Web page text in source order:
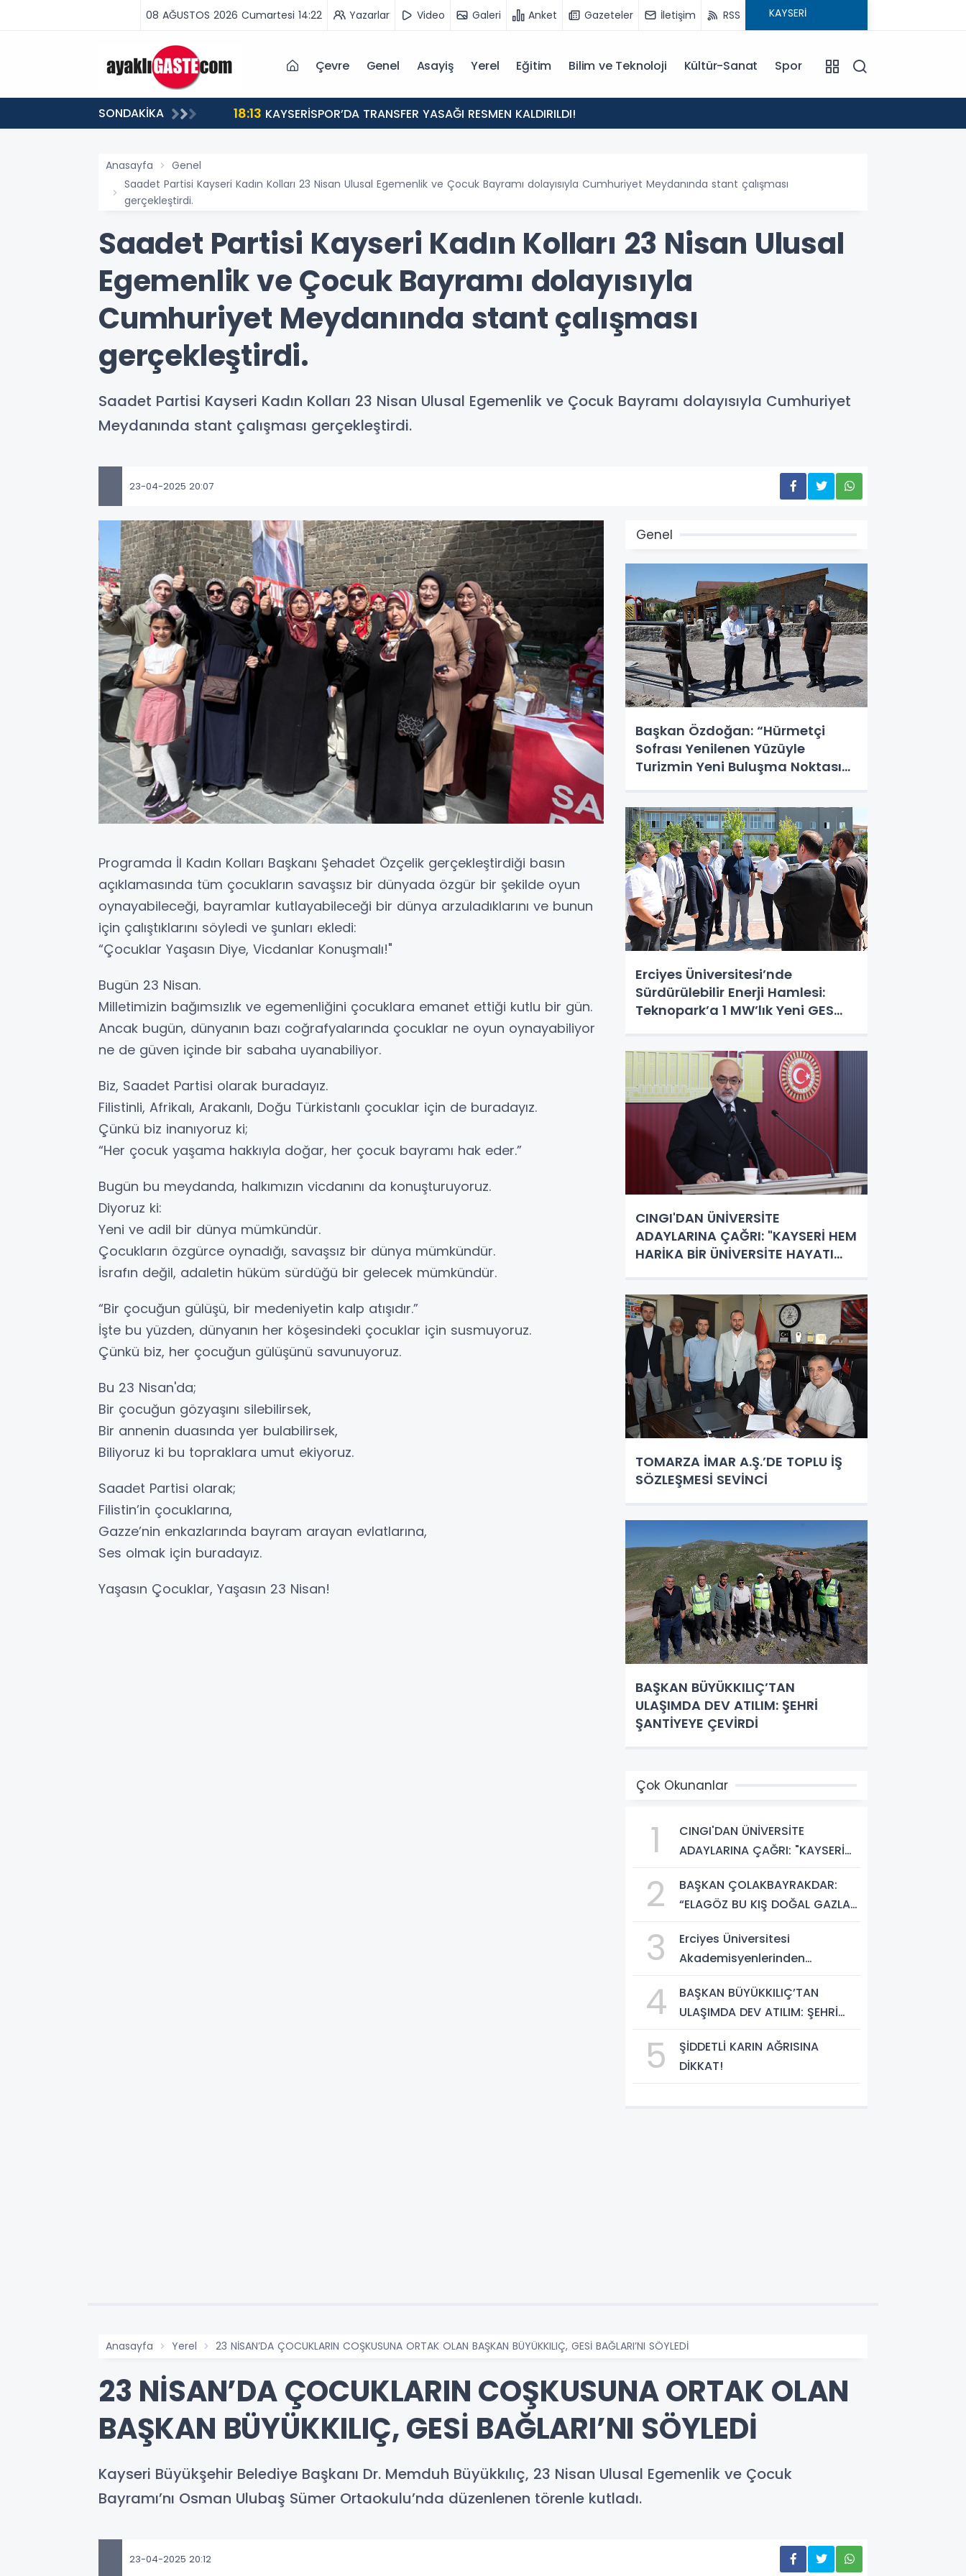
08 AĞUSTOS 2026 Cumartesi 14:22 Yazarlar Video Galeri Anket Gazeteler İletişim RSS
Çevre Genel Asayiş Yerel Eğitim Bilim ve Teknoloji Kültür-Sanat Spor
SONDAKİKA
VAR, MÜCADELE VAR!” 18:13 KAYSERİSPOR’DA TRANSFER YASAĞI RESMEN KALDIRILDI!
Anasayfa
Genel
Saadet Partisi Kayseri Kadın Kolları 23 Nisan Ulusal Egemenlik ve Çocuk Bayramı dolayısıyla Cumhuriyet Meydanında stant çalışması
gerçekleştirdi.
Saadet Partisi Kayseri Kadın Kolları 23 Nisan Ulusal
Egemenlik ve Çocuk Bayramı dolayısıyla
Cumhuriyet Meydanında stant çalışması
gerçekleştirdi.
Saadet Partisi Kayseri Kadın Kolları 23 Nisan Ulusal Egemenlik ve Çocuk Bayramı dolayısıyla Cumhuriyet
Meydanında stant çalışması gerçekleştirdi.
23-04-2025 20:07
Programda İl Kadın Kolları Başkanı Şehadet Özçelik gerçekleştirdiği basın
açıklamasında tüm çocukların savaşsız bir dünyada özgür bir şekilde oyun
oynayabileceği, bayramlar kutlayabileceği bir dünya arzuladıklarını ve bunun
için çalıştıklarını söyledi ve şunları ekledi:
“Çocuklar Yaşasın Diye, Vicdanlar Konuşmalı!"
Bugün 23 Nisan.
Milletimizin bağımsızlık ve egemenliğini çocuklara emanet ettiği kutlu bir gün.
Ancak bugün, dünyanın bazı coğrafyalarında çocuklar ne oyun oynayabiliyor
ne de güven içinde bir sabaha uyanabiliyor.
Biz, Saadet Partisi olarak buradayız.
Filistinli, Afrikalı, Arakanlı, Doğu Türkistanlı çocuklar için de buradayız.
Çünkü biz inanıyoruz ki;
“Her çocuk yaşama hakkıyla doğar, her çocuk bayramı hak eder.”
Bugün bu meydanda, halkımızın vicdanını da konuşturuyoruz.
Diyoruz ki:
Yeni ve adil bir dünya mümkündür.
Çocukların özgürce oynadığı, savaşsız bir dünya mümkündür.
İsrafın değil, adaletin hüküm sürdüğü bir gelecek mümkündür.
“Bir çocuğun gülüşü, bir medeniyetin kalp atışıdır.”
İşte bu yüzden, dünyanın her köşesindeki çocuklar için susmuyoruz.
Çünkü biz, her çocuğun gülüşünü savunuyoruz.
Bu 23 Nisan'da;
Bir çocuğun gözyaşını silebilirsek,
Bir annenin duasında yer bulabilirsek,
Biliyoruz ki bu topraklara umut ekiyoruz.
Saadet Partisi olarak;
Filistin’in çocuklarına,
Gazze’nin enkazlarında bayram arayan evlatlarına,
Ses olmak için buradayız.
Yaşasın Çocuklar, Yaşasın 23 Nisan!
Genel
Başkan Özdoğan: “Hürmetçi
Sofrası Yenilenen Yüzüyle
Turizmin Yeni Buluşma Noktası
Erciyes Üniversitesi’nde
Sürdürülebilir Enerji Hamlesi:
Teknopark’a 1 MW’lık Yeni GES
CINGI'DAN ÜNİVERSİTE
ADAYLARINA ÇAĞRI: "KAYSERİ HEM
HARİKA BİR ÜNİVERSİTE HAYATI
SUNUYOR"
TOMARZA İMAR A.Ş.’DE TOPLU İŞ
SÖZLEŞMESİ SEVİNCİ
BAŞKAN BÜYÜKKILIÇ’TAN
ULAŞIMDA DEV ATILIM: ŞEHRİ
ŞANTİYEYE ÇEVİRDİ
Çok Okunanlar
1
CINGI'DAN ÜNİVERSİTE
ADAYLARINA ÇAĞRI: "KAYSERİ
HAYATI HEM DE PARLAK BİR
GELECEK SUNUYOR"
2
BAŞKAN ÇOLAKBAYRAKDAR:
“ELAGÖZ BU KIŞ DOĞAL GAZLA
DÖNÜŞÜM BAŞLIYOR!”
3
Erciyes Üniversitesi
Akademisyenlerinden
Disleksi Değerlendirmesinde
Yapay Zekâ Dönemi
4
BAŞKAN BÜYÜKKILIÇ’TAN
ULAŞIMDA DEV ATILIM: ŞEHRİ
5
ŞİDDETLİ KARIN AĞRISINA
DİKKAT!
Anasayfa Yerel 23 NİSAN’DA ÇOCUKLARIN COŞKUSUNA ORTAK OLAN BAŞKAN BÜYÜKKILIÇ, GESİ BAĞLARI’NI SÖYLEDİ
23 NİSAN’DA ÇOCUKLARIN COŞKUSUNA ORTAK OLAN
BAŞKAN BÜYÜKKILIÇ, GESİ BAĞLARI’NI SÖYLEDİ
Kayseri Büyükşehir Belediye Başkanı Dr. Memduh Büyükkılıç, 23 Nisan Ulusal Egemenlik ve Çocuk
Bayramı’nı Osman Ulubaş Sümer Ortaokulu’nda düzenlenen törenle kutladı.
23-04-2025 20:12